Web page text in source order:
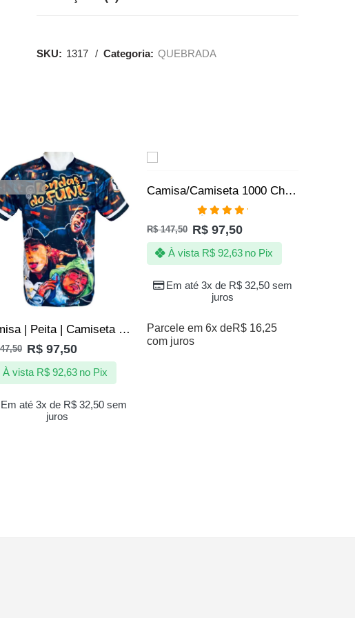
SKU: 1317 Categoria: QUEBRADA
SALE
Camisa | Peita | Camiseta de Quebrada – Lendas do Funk – TOP
R$ 97,50
Em até 3x de R$ 32,50 sem
juros
À vista R$92,63 no Pix
Camisa/Camiseta 1000 Chora Agora Ri Depois
Avaliação
5.00de 5
R$147,50 R$ 97,50
Em até 3x de R$ 32,50 sem
juros
À vista R$92,63 no Pix
Parcele em 6x deR$ 16,25
com juros